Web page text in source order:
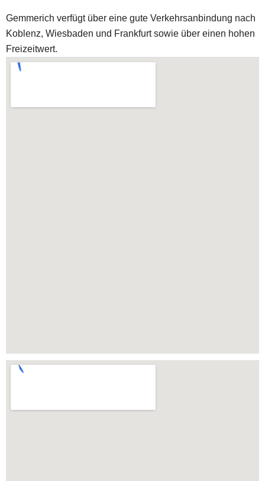
Gemmerich verfügt über eine gute Verkehrsanbindung nach
Koblenz, Wiesbaden und Frankfurt sowie über einen hohen
Freizeitwert.